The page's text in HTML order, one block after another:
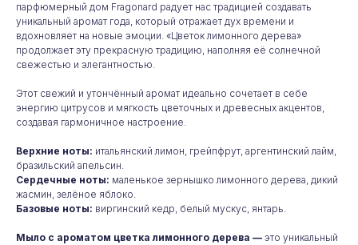
парфюмерный дом Fragonard радует нас традицией создавать
уникальный аромат года, который отражает дух времени и
вдохновляет на новые эмоции. «Цветок лимонного дерева»
продолжает эту прекрасную традицию, наполняя её солнечной
свежестью и элегантностью.
Этот свежий и утончённый аромат идеально сочетает в себе
энергию цитрусов и мягкость цветочных и древесных акцентов,
создавая гармоничное настроение.
Верхние ноты: итальянский лимон, грейпфрут, аргентинский лайм,
бразильский апельсин.
Сердечные ноты: маленькое зернышко лимонного дерева, дикий
жасмин, зелёное яблоко.
Базовые ноты: виргинский кедр, белый мускус, янтарь.
Мыло с ароматом цветка лимонного дерева — это уникальный